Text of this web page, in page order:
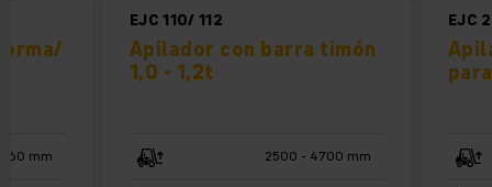
EJC 110/ 112
Apilador con barra timón
1,0 - 1,2t
2500 - 4700 mm
EJC
mm